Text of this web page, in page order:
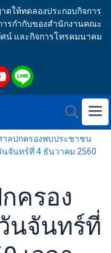
ตให้ทดลองประกอบกิจการ
ารกำกับของสำนักงานคณะ
ศน์ และกิจการโทรคมนาคม
าลปกครองพบประชาชน
จันทร์ที่ 4 ธันวาคม 2560
ครอง
นจันทร์ที่